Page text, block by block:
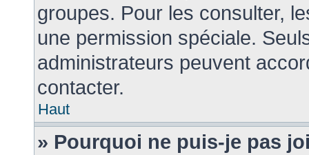
groupes. Pour les consulter,
une permission spéciale.
administrateurs peuvent
contacter.
Haut
» Pourquoi ne puis-je pas